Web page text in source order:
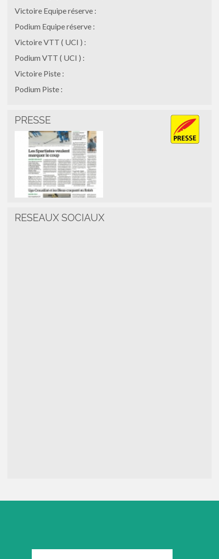
Victoire Equipe réserve :
Podium Equipe réserve :
Victoire VTT ( UCI ) :
Podium VTT ( UCI ) :
Victoire Piste :
Podium Piste :
PRESSE
RESEAUX SOCIAUX